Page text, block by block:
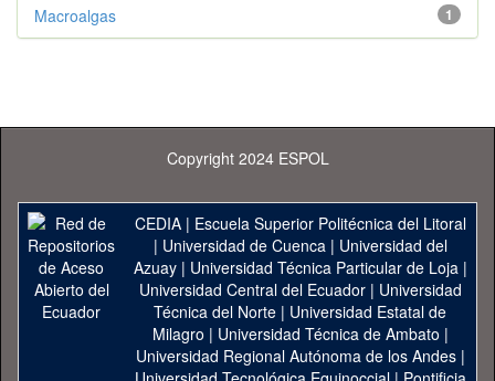
1
Macroalgas
Copyright 2024 ESPOL
CEDIA| Escuela Superior Politécnica del Litoral
| Universidad de Cuenca| Universidad del
Azuay| Universidad Técnica Particular de Loja|
Universidad Central del Ecuador| Universidad
Técnica del Norte | Universidad Estatal de
Milagro | Universidad Técnica de Ambato |
Universidad Regional Autónoma de los Andes|